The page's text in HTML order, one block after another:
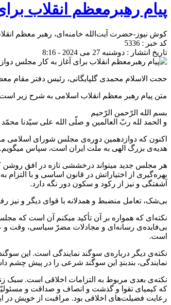
پیام رهبرمعظم انقلاب
کوش نیوز-حضرت آیت‌الله خامنه‌ای، رهبر معظم
کد خبر : 5336
تاریخ انتشار : دوشنبه 27 می 2024 - 8:16
حجت الاسلام محمدی گلپایگانی، رئیس دفتر مقام
متن پیام رهبر معظم انقلاب اسلامی به شرح زیر
بسم الله الرّحمن الرّحیم
و الحمد لله ربّ العالمین و صلّی الله علی سیّدنا
اکنون که دوازدهمین دوره‌ی مجلس شورای اسلامی
هدیه‌ی بزرگ الهی به ملّت ایران است، سپاس میگویم.
هر مجلس جدید میتواند درخششی تازه در افق روشن
بهره‌گیری از اختیاراتش در قانون اساسی و با
آشفتگی و نیز از رکود و سکون دور نگه دارد.
بی‌شک، تعامل منضبط و همدلانه با قوای دیگر و نیز
نکته‌ای که همواره بر آن تأکید میکنم آن است که
بی‌فایده‌ی رسانه‌ای و مجادلات مضرّ سیاسی، وقت و
است.
نکته‌ی دیگر درباره‌ی سوگند نمایندگی است. این
نمایندگی، بندبندِ این سوگند شرعی را در پیش چشم
نکته‌ی بعدی مربوط به التزامات اخلاقی است. سبک
که کیمیای تقوا و گذشت و انصاف و صداقت و
رعایت فضیلت‌های اخلاقی بود. مراقبت از خویش در